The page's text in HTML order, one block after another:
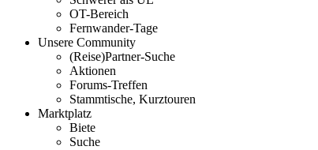
OT-Bereich
Fernwander-Tage
Unsere Community
(Reise)Partner-Suche
Aktionen
Forums-Treffen
Stammtische, Kurztouren
Marktplatz
Biete
Suche